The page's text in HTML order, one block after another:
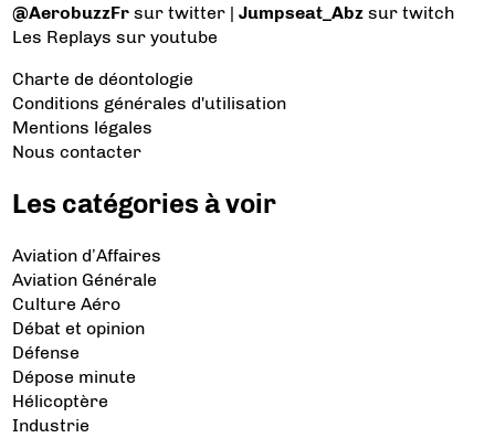
@AerobuzzFr sur twitter |Jumpseat_Abz sur twitch
Les Replays sur youtube
Charte de déontologie
Conditions générales d'utilisation
Mentions légales
Nous contacter
Les catégories à voir
Aviation d’Affaires
Aviation Générale
Culture Aéro
Débat et opinion
Défense
Dépose minute
Hélicoptère
Industrie